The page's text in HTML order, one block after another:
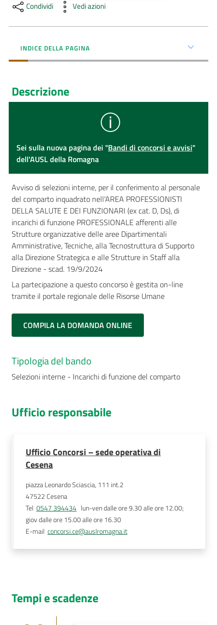
Condividi Vedi azioni
INDICE DELLA PAGINA
Descrizione
Sei sulla nuova pagina dei "Bandi di concorsi e avvisi"
dell'AUSL della Romagna
Avviso di selezioni interne, per il conferimento al personale
del comparto inquadrato nell'AREA PROFESSIONISTI
DELLA SALUTE E DEI FUNZIONARI (ex cat. D, Ds), di
incarichi di funzione PROFESSIONALE afferenti alle
Strutture organizzative delle aree Dipartimentali
Amministrative, Tecniche, alla Tecnostruttura di Supporto
alla Direzione Strategica e alle Strutture in Staff alla
Direzione - scad. 19/9/2024
La partecipazione a questo concorso è gestita on-line
tramite il portale regionale delle Risorse Umane
COMPILA LA DOMANDA ONLINE
Tipologia del bando
Selezioni interne - Incarichi di funzione del comparto
Ufficio responsabile
Ufficio Concorsi – sede operativa di
Cesena
piazza Leonardo Sciascia, 111 int.2
47522 Cesena
Tel 0547 394434
   lun-ven dalle ore 9.30 alle ore 12.00;
giov dalle ore 15.00 alle ore 16.30
E-mail concorsi.ce@auslromagna.it
Tempi e scadenze